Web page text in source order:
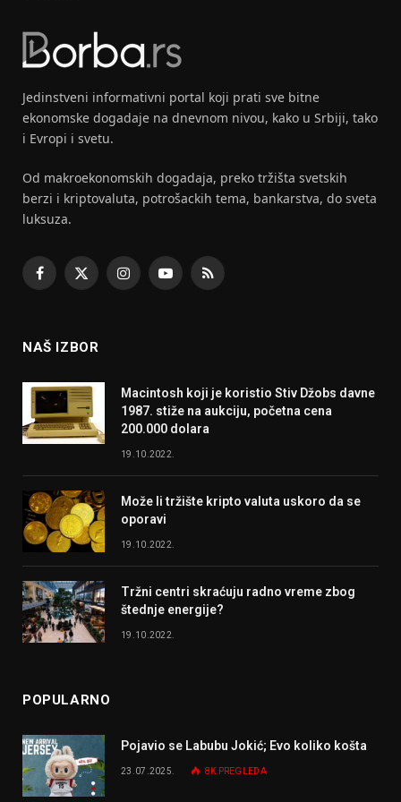
Jedinstveni informativni portal koji prati sve bitne
ekonomske dogadaje na dnevnom nivou, kako u Srbiji, tako
i Evropi i svetu.
Od makroekonomskih dogadaja, preko tržišta svetskih
berzi i kriptovaluta, potrošackih tema, bankarstva, do sveta
luksuza.
Facebook
X
InstagramYouTubeRSS
NAŠ IZBOR
Macintosh koji je koristio Stiv Džobs davne
1987. stiže na aukciju, početna cena
200.000 dolara
19.10.2022.
Može li tržište kripto valuta uskoro da se
oporavi
19.10.2022.
Tržni centri skraćuju radno vreme zbog
štednje energije?
19.10.2022.
POPULARNO
Pojavio se Labubu Jokić; Evo koliko košta
23.07.2025. 8K PREGLEDA